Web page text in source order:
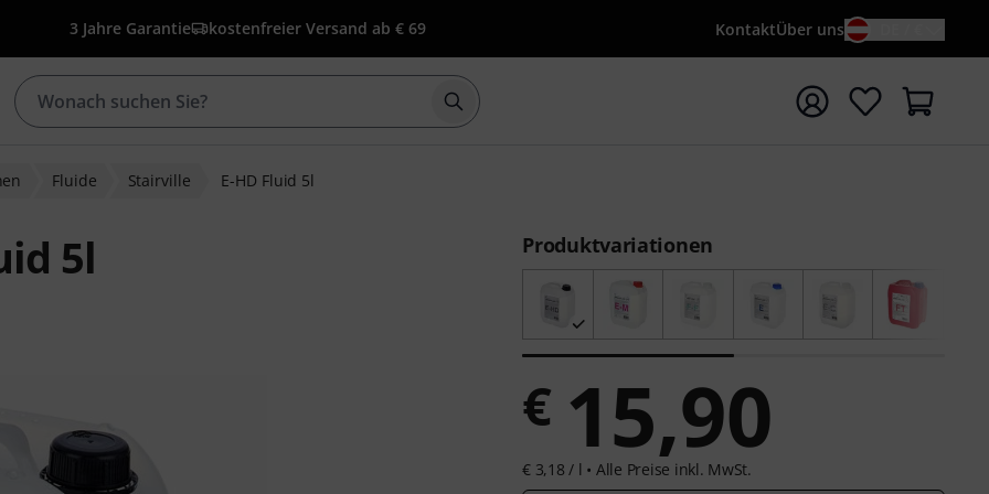
3 Jahre Garantie kostenfreier Versand ab € 69 KontaktÜber uns
Suche mit Suchwort {searchTerm} starten
Fluide Stairville E-HD Fluid 5l
5l Produktvariationen
€ 15,90
€ 3,18 / l • Alle Preise inkl. MwSt.